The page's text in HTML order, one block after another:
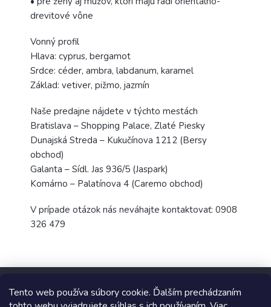
Tento web používa súbory cookie. Ďalším prechádzaním
drevitové vône
Vonný profil
Hlava: cyprus, bergamot
Srdce: céder, ambra, labdanum, karamel
Základ: vetiver, pižmo, jazmín
Naše predajne nájdete v týchto mestách
Bratislava – Shopping Palace, Zlaté Piesky
Dunajská Streda – Kukučínova 1212 (Bersy
obchod)
Galanta – Sídl. Jas 936/5 (Jaspark)
Komárno – Palatínova 4 (Caremo obchod)
V prípade otázok nás neváhajte kontaktovať: 0908
326 479